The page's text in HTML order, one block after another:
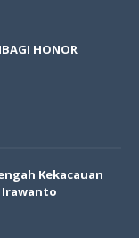
HONOR
Kekacauan
Irawanto